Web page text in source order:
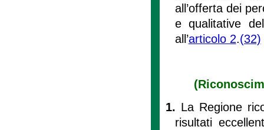
all’offerta dei
e qualitative
all’articolo 2.(32)
1. La Regione
risultati